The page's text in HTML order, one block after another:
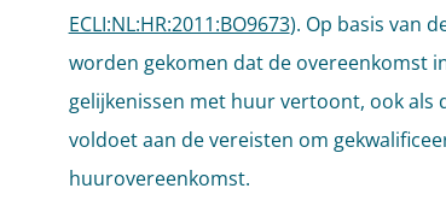
ECLI:NL:HR:2011:BO9673). Op basis van
worden gekomen dat de overeenkomst
gelijkenissen met huur vertoont, ook als
voldoet aan de vereisten om
huurovereenkomst.